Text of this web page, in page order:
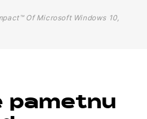
Of Microsoft Windows 10,
pametnu